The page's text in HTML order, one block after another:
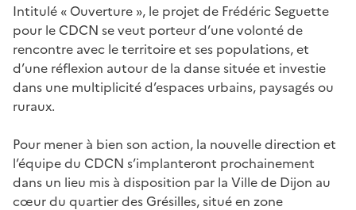
Intitulé « Ouverture », le projet de Frédéric Seguette
pour le CDCN se veut porteur d’une volonté de
rencontre avec le territoire et ses populations, et
d’une réflexion autour de la danse située et investie
dans une multiplicité d’espaces urbains, paysagés ou
ruraux.
Pour mener à bien son action, la nouvelle direction et
l’équipe du CDCN s’implanteront prochainement
dans un lieu mis à disposition par la Ville de Dijon au
cœur du quartier des Grésilles, situé en zone